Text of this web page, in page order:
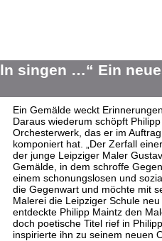
singen …“ Ein
Ein Gemälde weckt
Daraus wiederum schöpft
Orchesterwerk, das er im
komponiert hat. „Der Zerfall
der junge Leipziger Maler
Gemälde, in dem schroffe
einem schonungslosen und
die Gegenwart und möchte mit
Malerei die Leipziger Schule
entdeckte Philipp Maintz den
doch poetische Titel rief in
inspirierte ihn zu seinem neuen